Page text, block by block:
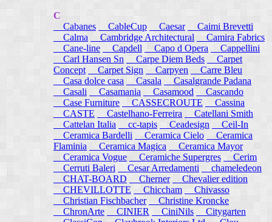
C
Cabanes
CableCup Caesar
Caimi Brevetti
Calma
Cambridge Architectural
Camira Fabrics
Cane-line
Capdell Capo d Opera
Cappellini
Carl Hansen Sn
Carpe Diem Beds
Carpet
Concept
Carpet Sign Carpyen
Carre Bleu
Casa dolce casa
Casala
Casalgrande Padana
Casali
Casamania Casamood
Cascando
Case Furniture
CASSECROUTE
Cassina
CASTE
Castelhano-Ferreira
Catellani Smith
Cattelan Italia
cc-tapis Ceadesign
Ceil-In
Ceramica Bardelli
Ceramica Cielo
Ceramica
Flaminia
Ceramica Magica
Ceramica Mayor
Ceramica Vogue
Ceramiche Supergres Cerim
Cerruti Baleri
Cesar Arredamenti
chameledeon
CHAT-BOARD
Cherner
Chevalier edition
CHEVILLOTTE
Chiccham
Chivasso
Christian Fischbacher
Christine Kroncke
ChronArte
CINIER CiniNils
Citygarten